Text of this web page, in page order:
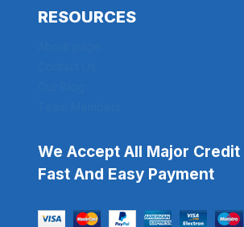
RESOURCES
We Accept All Major Credit
Fast And Easy Payment